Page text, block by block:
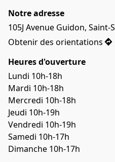
Notre adresse
105J Avenue Guidon, Saint-
Obtenir des orientations
Heures d'ouverture
Lundi 10h-18h
Mardi 10h-18h
Mercredi 10h-18h
Jeudi 10h-19h
Vendredi 10h-19h
Samedi 10h-17h
Dimanche 10h-17h